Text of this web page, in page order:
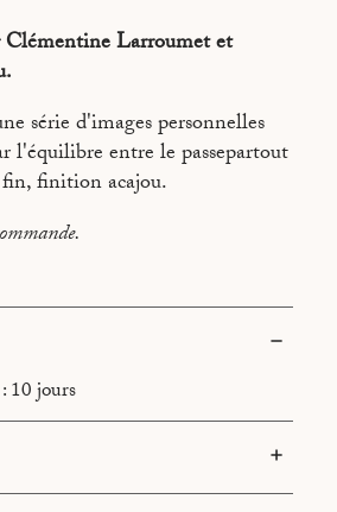
- ITALIE
DE KEA
Clémentine Larroumet et
série d'images personnelles
l'équilibre entre le passepartout
finition acajou.
10 jours